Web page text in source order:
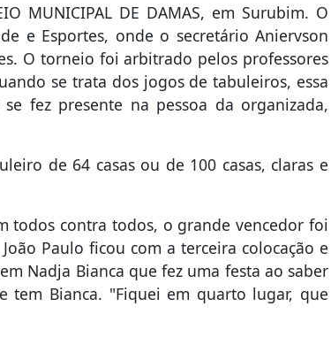
MUNICIPAL DE DAMAS, em Surubim. O
e Esportes, onde o secretário Aniervson
O torneio foi arbitrado pelos professores
se trata dos jogos de tabuleiros, essa
fez presente na pessoa da organizada,
de 64 casas ou de 100 casas, claras e
todos contra todos, o grande vencedor foi
Paulo ficou com a terceira colocação e
Nadja Bianca que fez uma festa ao saber
tem Bianca. "Fiquei em quarto lugar, que